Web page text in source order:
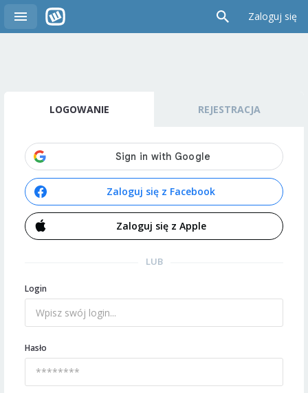
Zaloguj się
LOGOWANIE REJESTRACJA
Zaloguj się z Facebook
Zaloguj się z Apple
LUB
Login
Hasło